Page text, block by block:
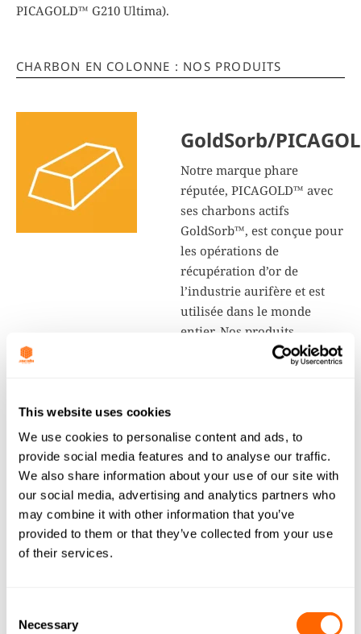
This website uses cookies
We use cookies to personalise content and ads, to
provide social media features and to analyse our traffic.
We also share information about your use of our site with
our social media, advertising and analytics partners who
may combine it with other information that you’ve
provided to them or that they’ve collected from your use
of their services.
Selection
Necessary
PICAGOLD™ G210 Ultima).
CHARBON EN COLONNE : NOS PRODUITS
GoldSorb/
Notre marque phare
réputée, PICAGOLD™ avec
ses charbons actifs
GoldSorb™, est conçue pour
les opérations de
récupération d’or de
l’industrie aurifère et est
utilisée dans le monde
entier. Nos produits
possèdent d’excellentes
résistance à l’attrition. De
plus, un contrôle très strict
des copeaux permet de
réduire la formation, dans
le circuit et pendant la
régénération, de poudre
moins de perte d’or dans les